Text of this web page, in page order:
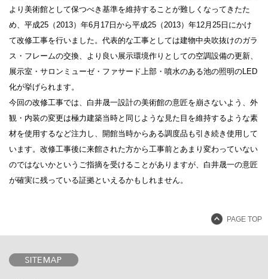
より美術館として保つべき基準を維持することが難しくなってきたた
め、平成25（2013）年6月17日から平成25（2013）年12月25日にかけ
て改修工事を行いました。代表的な工事としては建物中央吹抜けのガラ
ス・フレームの交換、より良い展示環境作りとしての空調設備の更新、
展示室・サロンミューゼ・ファサード上部・噴水のある池の照明のLED
化が挙げられます。
今回の改修工事では、白井晟一設計の美術館の意匠を崩さないよう、外
観・内装の変更は極力建築当時と同じような見た目を維持するような素
材を使用するなど注力し、開館当時からある調度品も引き続き使用して
います。改修工事後に来館された方から工事前とあまり変わっていない
のではないかというご指摘を受けることがありますが、白井晟一の意匠
が確実に残っている証拠といえるかもしれません。
PAGE TOP